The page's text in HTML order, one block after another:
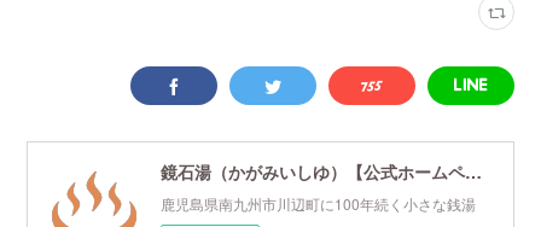
鏡石湯（かがみいしゆ）【公式ホームページ】
鹿児島県南九州市川辺町に100年続く小さな銭湯